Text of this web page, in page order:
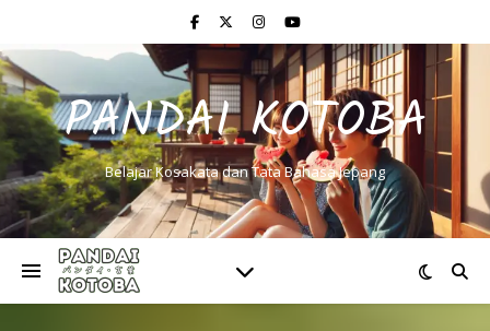
PANDAI KOTOBA
Belajar Kosakata dan Tata Bahasa Jepang